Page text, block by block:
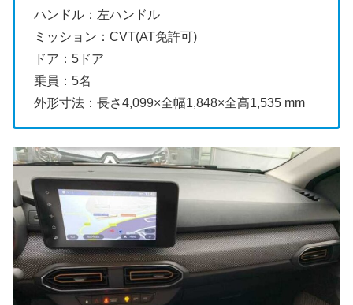
ハンドル：左ハンドル
ミッション：CVT(AT免許可)
ドア：5ドア
乗員：5名
外形寸法：長さ4,099×全幅1,848×全高1,535 mm